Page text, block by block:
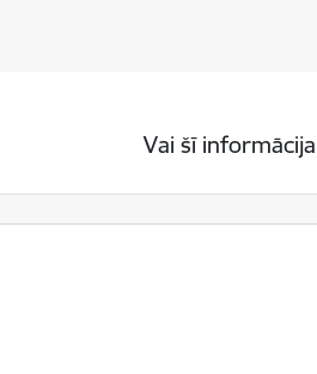
Vai šī